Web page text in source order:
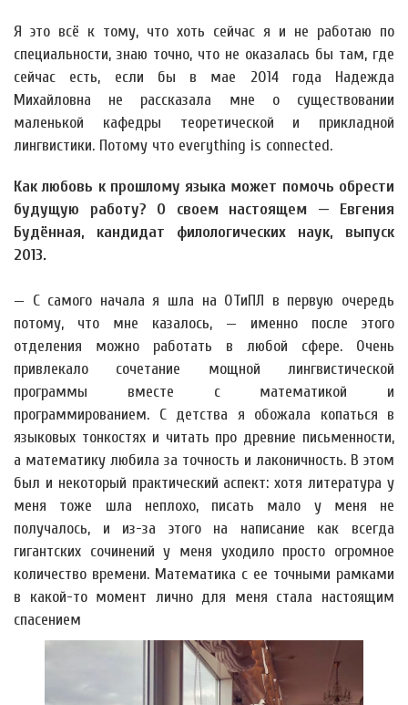
Я это всё к тому, что хоть сейчас я и не работаю по
специальности, знаю точно, что не оказалась бы там, где
сейчас есть, если бы в мае 2014 года Надежда
Михайловна не рассказала мне о существовании
маленькой кафедры теоретической и прикладной
лингвистики. Потому что everything is connected.
Как любовь к прошлому языка может помочь обрести
будущую работу? О своем настоящем — Евгения
Будённая, кандидат филологических наук, выпуск
2013.
— С самого начала я шла на ОТиПЛ в первую очередь
потому, что мне казалось, — именно после этого
отделения можно работать в любой сфере. Очень
привлекало сочетание мощной лингвистической
программы вместе с математикой и
программированием. С детства я обожала копаться в
языковых тонкостях и читать про древние письменности,
а математику любила за точность и лаконичность. В этом
был и некоторый практический аспект: хотя литература у
меня тоже шла неплохо, писать мало у меня не
получалось, и из-за этого на написание как всегда
гигантских сочинений у меня уходило просто огромное
количество времени. Математика с ее точными рамками
в какой-то момент лично для меня стала настоящим
спасением